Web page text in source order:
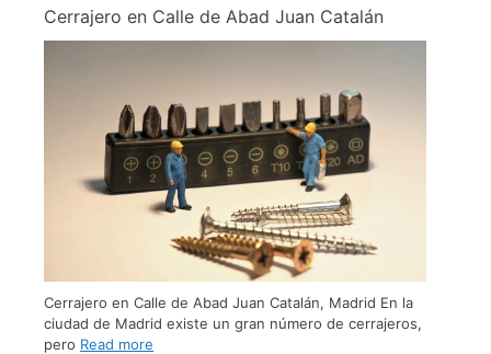
Cerrajero en Calle de Abad Juan Catalán
Cerrajero en Calle de Abad Juan Catalán, Madrid En la
ciudad de Madrid existe un gran número de cerrajeros,
pero Read more